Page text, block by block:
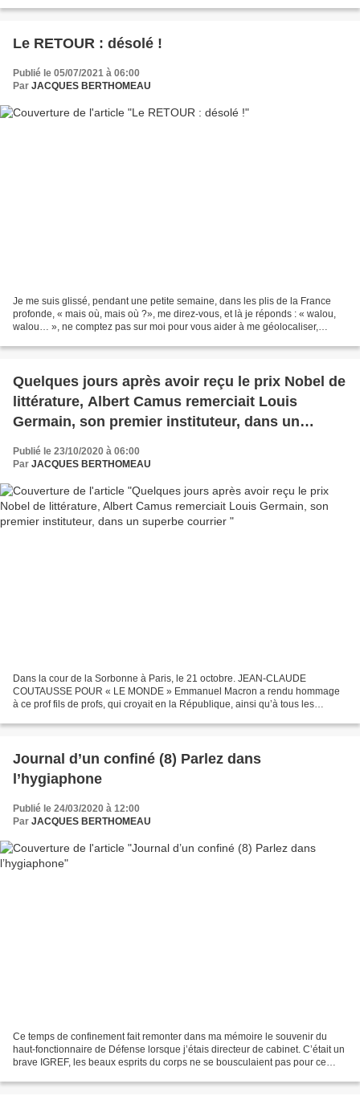
Le RETOUR : désolé !
Publié le 05/07/2021 à 06:00
Par JACQUES BERTHOMEAU
Je me suis glissé, pendant une petite semaine, dans les plis de la France
profonde, « mais où, mais où ?», me direz-vous, et là je réponds : « walou,
walou… », ne comptez pas sur moi pour vous aider à me géolocaliser,
Quelques jours après avoir reçu le prix Nobel de
littérature, Albert Camus remerciait Louis
Germain, son premier instituteur, dans un
Publié le 23/10/2020 à 06:00
Par JACQUES BERTHOMEAU
Dans la cour de la Sorbonne à Paris, le 21 octobre. JEAN-CLAUDE
COUTAUSSE POUR « LE MONDE » Emmanuel Macron a rendu hommage
à ce prof fils de profs, qui croyait en la République, ainsi qu’à tous les
Journal d’un confiné (8) Parlez dans
l’hygiaphone
Publié le 24/03/2020 à 12:00
Par JACQUES BERTHOMEAU
Ce temps de confinement fait remonter dans ma mémoire le souvenir du
haut-fonctionnaire de Défense lorsque j’étais directeur de cabinet. C’était un
brave IGREF, les beaux esprits du corps ne se bousculaient pas pour ce